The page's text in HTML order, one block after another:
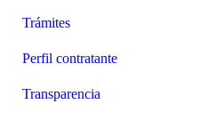
Trámites
Perfil contratante
Transparencia